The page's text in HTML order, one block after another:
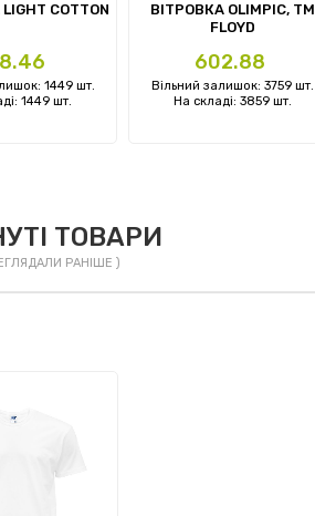
COTTON
1449 шт.
1449 шт.
ВІТРОВКА OLIMPIC, TM
FLOYD
Ціна
602.88
Вільний залишок: 3759 шт.
На складі: 3859 шт.
ТОВАРИ
РАНІШЕ )